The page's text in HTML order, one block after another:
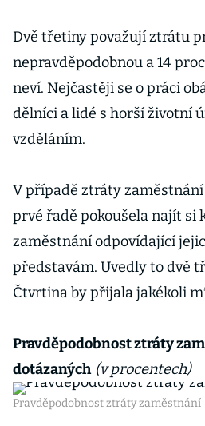
Dvě třetiny považují ztrátu
nepravděpodobnou a 14
neví. Nejčastěji se o práci
dělníci a lidé s horší životní
vzděláním.
V případě ztráty
prvé řadě pokoušela najít si
zaměstnání odpovídající
představám. Uvedly to dvě
Čtvrtina by přijala jakékoli
Pravděpodobnost ztráty
dotázaných (v procentech)
Pravděpodobnost ztráty zaměstnání